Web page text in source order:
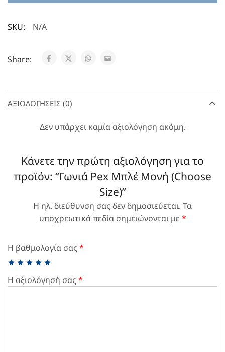
SKU: N/A
Share:
ΑΞΙΟΛΟΓΉΣΕΙΣ (0)
Δεν υπάρχει καμία αξιολόγηση ακόμη.
Κάνετε την πρώτη αξιολόγηση για το
προϊόν: “Γωνιά Pex Μπλέ Μονή (Choose
Size)”
Η ηλ. διεύθυνση σας δεν δημοσιεύεται. Τα
υποχρεωτικά πεδία σημειώνονται με *
Η βαθμολογία σας *
Η αξιολόγησή σας *